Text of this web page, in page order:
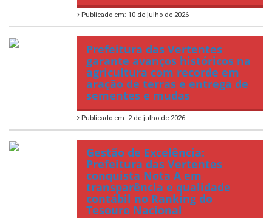
Publicado em: 10 de julho de 2026
Prefeitura das Vertentes
garante avanços históricos na
agricultura com recorde em
aração de terras e entrega de
sementes e mudas
Publicado em: 2 de julho de 2026
Gestão de Excelência:
Prefeitura das Vertentes
conquista Nota A em
transparência e qualidade
contábil no Ranking do
Tesouro Nacional